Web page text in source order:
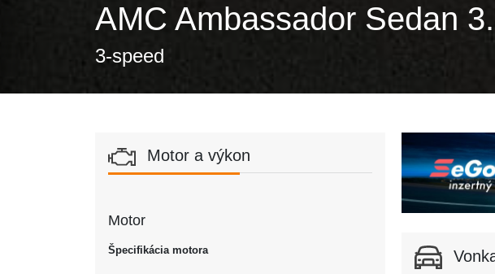
AMC Ambassador Sedan
3-speed
Motor a výkon
Motor
Špecifikácia motora